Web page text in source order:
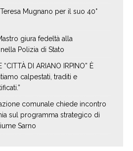
Mugnano per il suo 40°
giura fedeltà alla
Polizia di Stato
“CITTÀ DI ARIANO IRPINO” È
calpestati, traditi e
comunale chiede incontro
sul programma strategico di
Sarno